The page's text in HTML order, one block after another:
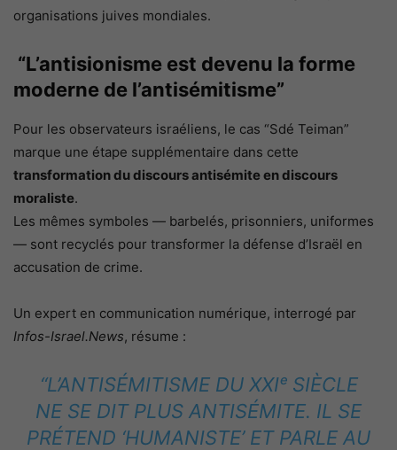
organisations juives mondiales.
“L’antisionisme est devenu la forme
moderne de l’antisémitisme”
Pour les observateurs israéliens, le cas “Sdé Teiman”
marque une étape supplémentaire dans cette
transformation du discours antisémite en discours
moraliste.
Les mêmes symboles — barbelés, prisonniers, uniformes
— sont recyclés pour transformer la défense d’Israël en
accusation de crime.
Un expert en communication numérique, interrogé par
Infos-Israel.News, résume :
“L’ANTISÉMITISME DU XXIᵉ SIÈCLE
NE SE DIT PLUS ANTISÉMITE. IL SE
PRÉTEND ‘HUMANISTE’ ET PARLE AU